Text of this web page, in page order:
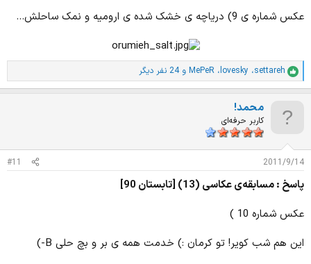
عکس شماره ی 9) دریاچه ی خشک شده ی ارومیه و نمک ساحلش...
ا
م
ت
settareh، lovesky، MePeR و 24 نفر دیگر
محمد!
کاربر حرفه‌ای
2011/9/14
#11
پاسخ : مسابقه‌ی عکاسی (13) [تابستان 90]
عکس شماره 10 )
این هم شب کویر! تو کرمان :) خدمت همه ی بر و بچ حلی B-)